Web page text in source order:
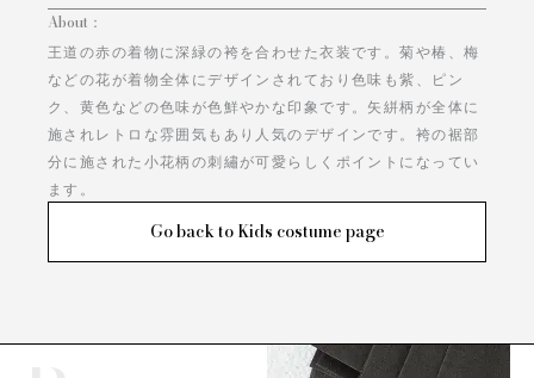
About：
王道の赤の着物に深緑の袴を合わせた衣装です。菊や椿、梅
などの花が着物全体にデザインされており色味も紫、ピン
ク、黄色などの色味が色鮮やかな印象です。矢絣柄が全体に
施されレトロな雰囲気もあり人気のデザインです。袴の裾部
分に施された小花柄の刺繡が可愛らしくポイントになってい
ます。
Go back to Kids costume page